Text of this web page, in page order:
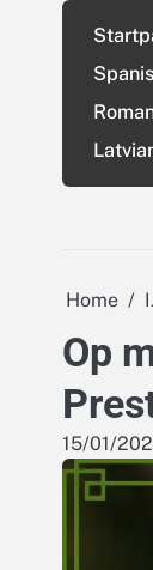
Home
Op
15/01/